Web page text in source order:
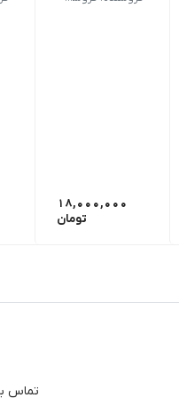
18,000,000
تومان
تماس